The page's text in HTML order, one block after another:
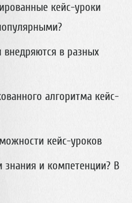
кейс-уроки
внедряются в разных
алгоритма кейс-
кейс-уроков
знания и компетенции? В